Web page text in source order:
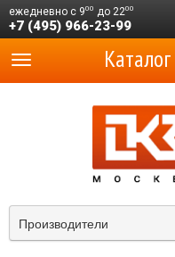
ежедневно с 900 до 2200
+7 (495) 966-23-99
Производители